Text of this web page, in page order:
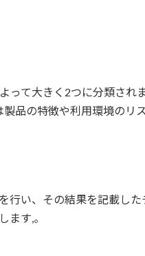
て大きく2つに分類されま
品の特徴や利用環境のリ
い、その結果を記載した
ます,。